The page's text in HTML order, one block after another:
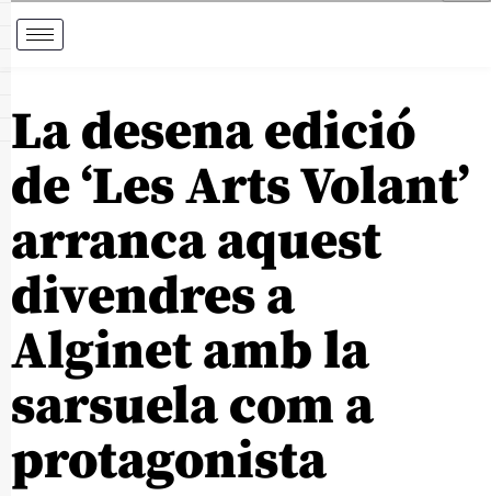
La desena edició
de ‘Les Arts Volant’
arranca aquest
divendres a
Alginet amb la
sarsuela com a
protagonista